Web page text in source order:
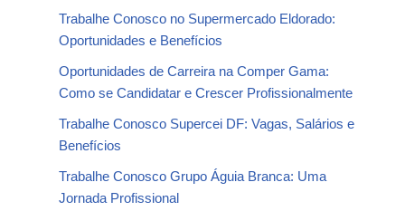
Trabalhe Conosco no Supermercado Eldorado:
Oportunidades e Benefícios
Oportunidades de Carreira na Comper Gama:
Como se Candidatar e Crescer Profissionalmente
Trabalhe Conosco Supercei DF: Vagas, Salários e
Benefícios
Trabalhe Conosco Grupo Águia Branca: Uma
Jornada Profissional